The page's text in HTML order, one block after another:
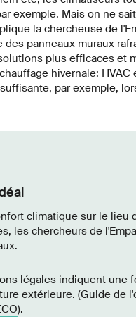
exemple. Mais on ne
la chercheuse de
des panneaux muraux
plus efficaces et
hivernale:
par exemple,
climatique sur le lieu
les chercheurs de
légales indiquent une
extérieure. (Guide de
).